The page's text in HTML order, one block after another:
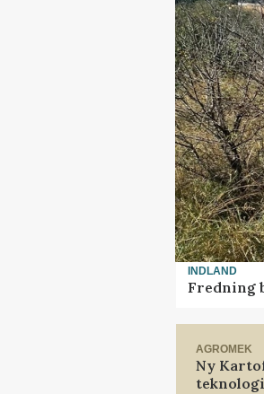
INDLAND
Fredning
AGROMEK
Ny
teknologi